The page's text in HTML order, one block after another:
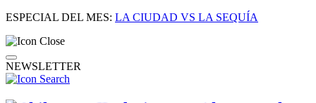
ESPECIAL DEL MES: LA CIUDAD VS LA SEQUÍA
NEWSLETTER